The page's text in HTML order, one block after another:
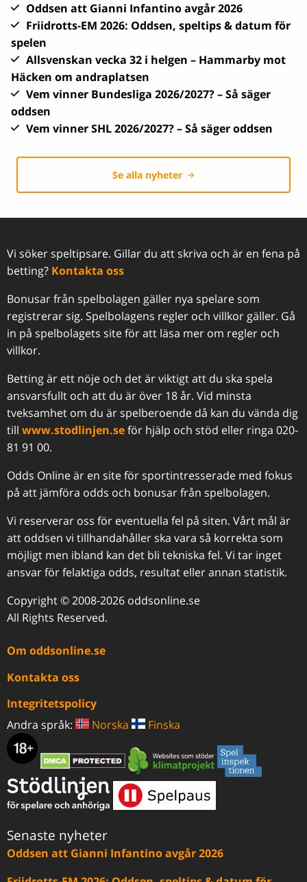
Oddsen att Gianni Infantino avgår 2026
Friidrotts-EM 2026: Oddsen, speltips & datum för
spelen
Allsvenskan vecka 32 i helgen – Hammarby mot
Häcken om andraplatsen
Vem vinner Bundesliga 2026/2027? – Så säger
oddsen
Vem vinner SHL 2026/2027? – Så säger oddsen
Se alla nyheter
Vi söker speltipsare. Gillar du att skriva och är en fena på
betting? Kontakta oss
Bonusar från spelbolagen gäller nya spelare som
registrerar sig. Spelbolagens regler och villkor gäller. Gå
in på spelbolagets site för att läsa mer om regler och
villkor.
Betting är ett nöje och det är viktigt att du ska spela
ansvarsfullt och att du är över 18 år. Vid minsta
tveksamhet om du är spelberoende då kan du vända dig
till www.stodlinjen.seför hjälp och stöd eller ringa 020-
81 91 00.
Odds Online är en site för sportintresserade med fokus
på att jämföra odds och bonusar från spelbolagen.
Vi reserverar oss för eventuella fel på siten. Vårt mål är
att oddsen vi tillhandahåller ska vara så korrekta som
möjligt men ibland kan det bli tekniska fel. Vi tar inget
ansvar för felaktiga odds, resultat eller annan statistik.
Copyright © 2008-2026 oddsonline.se
All Rights Reserved.
Om oddsonline.se
Kontakta oss
Integritetspolicy
Andra språk:
Norska Finska
Senaste nyheter
Oddsen att Gianni Infantino avgår 2026